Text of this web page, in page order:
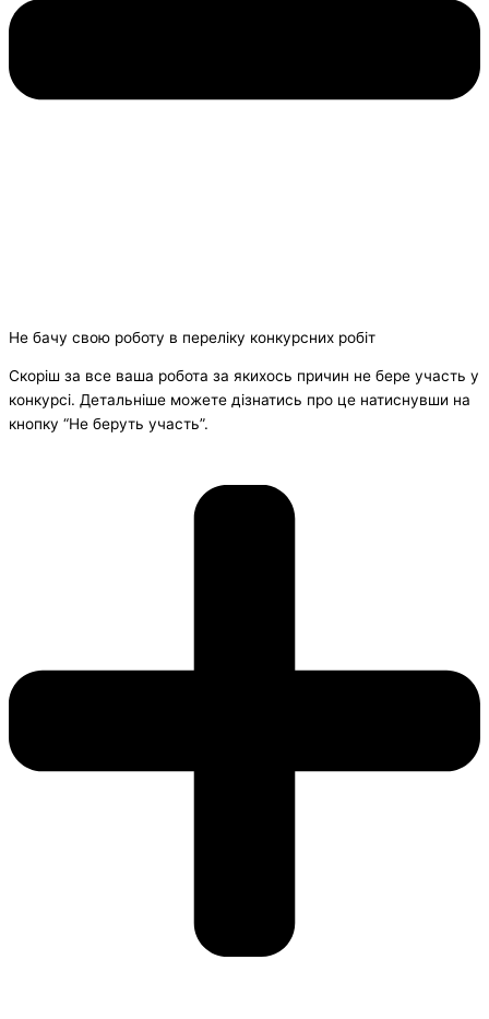
Не бачу свою роботу в переліку конкурсних робіт
Скоріш за все ваша робота за якихось причин не бере участь у
конкурсі. Детальніше можете дізнатись про це натиснувши на
кнопку “Не беруть участь”.